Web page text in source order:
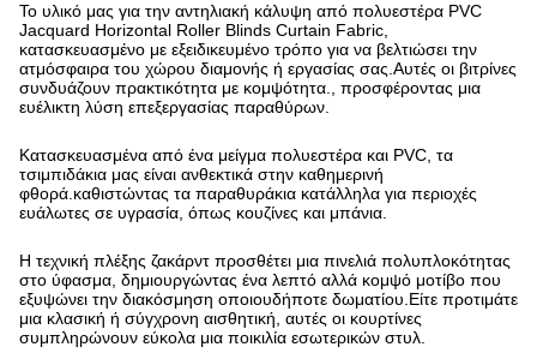
Το υλικό μας για την αντηλιακή κάλυψη από πολυεστέρα PVC
Jacquard Horizontal Roller Blinds Curtain Fabric,
κατασκευασμένο με εξειδικευμένο τρόπο για να βελτιώσει την
ατμόσφαιρα του χώρου διαμονής ή εργασίας σας.Αυτές οι βιτρίνες
συνδυάζουν πρακτικότητα με κομψότητα., προσφέροντας μια
ευέλικτη λύση επεξεργασίας παραθύρων.
Κατασκευασμένα από ένα μείγμα πολυεστέρα και PVC, τα
τσιμπιδάκια μας είναι ανθεκτικά στην καθημερινή
φθορά.καθιστώντας τα παραθυράκια κατάλληλα για περιοχές
ευάλωτες σε υγρασία, όπως κουζίνες και μπάνια.
Η τεχνική πλέξης ζακάρντ προσθέτει μια πινελιά πολυπλοκότητας
στο ύφασμα, δημιουργώντας ένα λεπτό αλλά κομψό μοτίβο που
εξυψώνει την διακόσμηση οποιουδήποτε δωματίου.Είτε προτιμάτε
μια κλασική ή σύγχρονη αισθητική, αυτές οι κουρτίνες
συμπληρώνουν εύκολα μια ποικιλία εσωτερικών στυλ.